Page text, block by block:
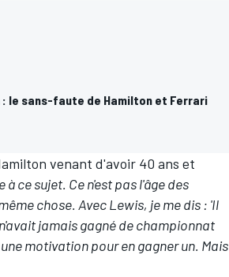
le sans-faute de Hamilton et Ferrari
venant d'avoir 40 ans et
à ce sujet. Ce n'est pas l'âge des
chose. Avec Lewis, je me dis : 'Il
jamais gagné de championnat
motivation pour en gagner un. Mais